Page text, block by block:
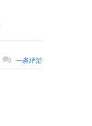
一条评论